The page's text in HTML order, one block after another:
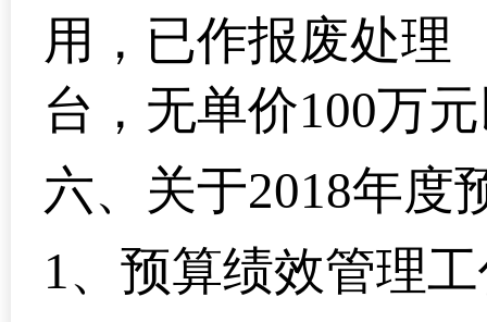
用，已作报废处理
台，无单价100万
六、 关于2018年度
1、预算绩效管理